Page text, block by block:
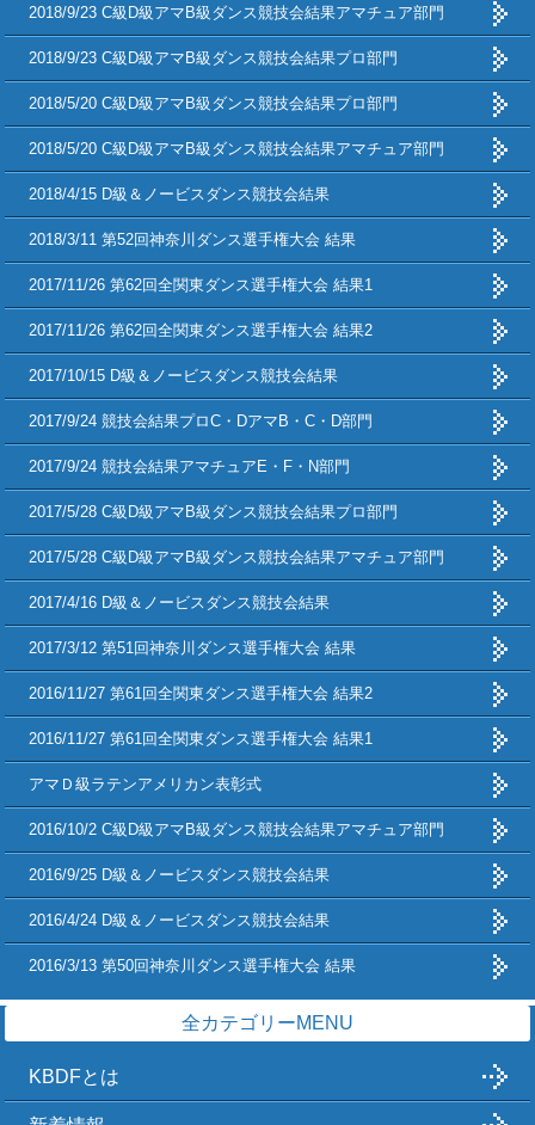
2018/9/23 C級D級アマB級ダンス競技会結果アマチュア部門
2018/9/23 C級D級アマB級ダンス競技会結果プロ部門
2018/5/20 C級D級アマB級ダンス競技会結果プロ部門
2018/5/20 C級D級アマB級ダンス競技会結果アマチュア部門
2018/4/15 D級＆ノービスダンス競技会結果
2018/3/11 第52回神奈川ダンス選手権大会 結果
2017/11/26 第62回全関東ダンス選手権大会 結果1
2017/11/26 第62回全関東ダンス選手権大会 結果2
2017/10/15 D級＆ノービスダンス競技会結果
2017/9/24 競技会結果プロC・DアマB・C・D部門
2017/9/24 競技会結果アマチュアE・F・N部門
2017/5/28 C級D級アマB級ダンス競技会結果プロ部門
2017/5/28 C級D級アマB級ダンス競技会結果アマチュア部門
2017/4/16 D級＆ノービスダンス競技会結果
2017/3/12 第51回神奈川ダンス選手権大会 結果
2016/11/27 第61回全関東ダンス選手権大会 結果2
2016/11/27 第61回全関東ダンス選手権大会 結果1
アマＤ級ラテンアメリカン表彰式
2016/10/2 C級D級アマB級ダンス競技会結果アマチュア部門
2016/9/25 D級＆ノービスダンス競技会結果
2016/4/24 D級＆ノービスダンス競技会結果
2016/3/13 第50回神奈川ダンス選手権大会 結果
全カテゴリーMENU
KBDFとは